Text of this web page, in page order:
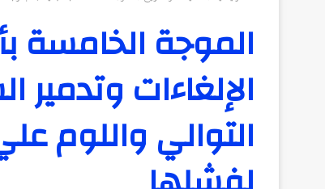
الموجة الخامسة
الإلغاءات وتدمير
التوالي واللوم